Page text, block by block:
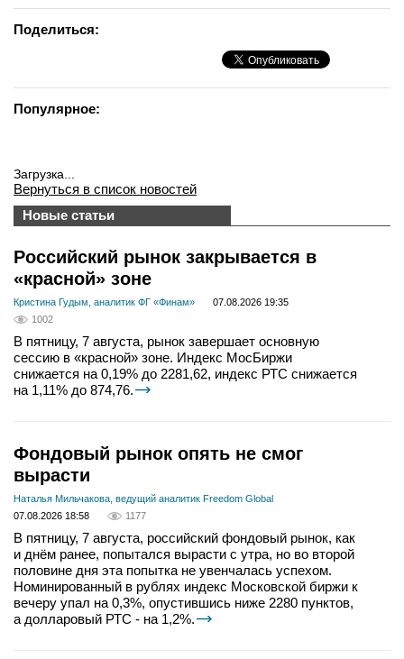
Поделиться:
Популярное:
Загрузка...
Вернуться в список новостей
Новые статьи
Российский рынок закрывается в
«красной» зоне
Кристина Гудым, аналитик ФГ «Финам»
07.08.2026 19:35
1002
В пятницу, 7 августа, рынок завершает основную
сессию в «красной» зоне. Индекс МосБиржи
снижается на 0,19% до 2281,62, индекс РТС снижается
на 1,11% до 874,76.
Фондовый рынок опять не смог
вырасти
Наталья Мильчакова, ведущий аналитик Freedom Global
07.08.2026 18:58
1177
В пятницу, 7 августа, российский фондовый рынок, как
и днём ранее, попытался вырасти с утра, но во второй
половине дня эта попытка не увенчалась успехом.
Номинированный в рублях индекс Московской биржи к
вечеру упал на 0,3%, опустившись ниже 2280 пунктов,
а долларовый РТС - на 1,2%.